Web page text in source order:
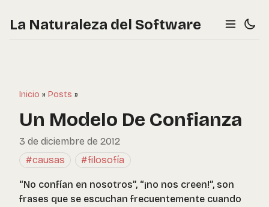
La Naturaleza del Software
Inicio » Posts »
Un Modelo De Confianza
3 de diciembre de 2012
#causas
#filosofía
“No confían en nosotros”, “¡no nos creen!”, son
frases que se escuchan frecuentemente cuando